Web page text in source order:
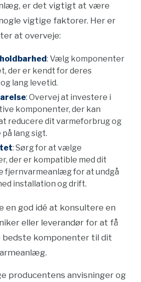
er det vigtigt at være
vigtige faktorer. Her er
at overveje:
: Vælg komponenter
der er kendt for deres
lang levetid.
: Overvej at investere i
komponenter, der kan
reducere dit varmeforbrug og
lang sigt.
: Sørg for at vælge
der er kompatible med dit
fjernvarmeanlæg for at undgå
installation og drift.
en god idé at konsultere en
eller leverandør for at få
bedste komponenter til dit
producentens anvisninger og